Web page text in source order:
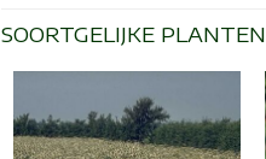
SOORTGELIJKE PLANTEN